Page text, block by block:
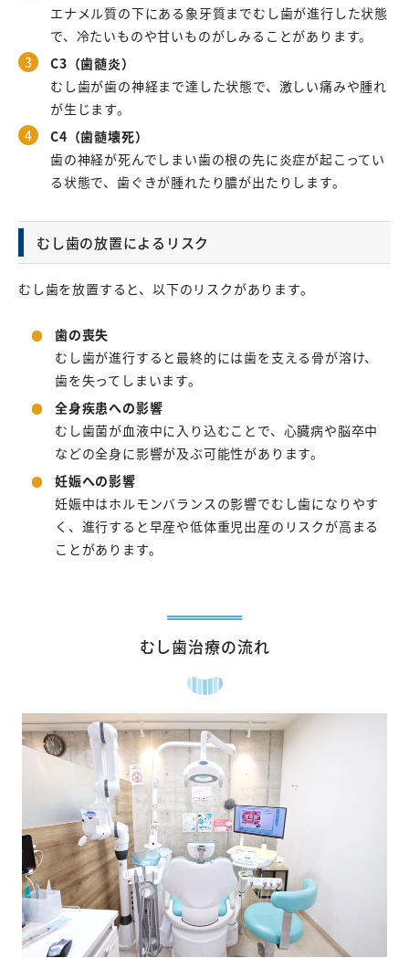
エナメル質の下にある象牙質までむし歯が進行した状態
で、冷たいものや甘いものがしみることがあります。
C3（歯髄炎）
むし歯が歯の神経まで達した状態で、激しい痛みや腫れ
が生じます。
C4（歯髄壊死）
歯の神経が死んでしまい歯の根の先に炎症が起こってい
る状態で、歯ぐきが腫れたり膿が出たりします。
むし歯の放置によるリスク
むし歯を放置すると、以下のリスクがあります。
歯の喪失
むし歯が進行すると最終的には歯を支える骨が溶け、
歯を失ってしまいます。
全身疾患への影響
むし歯菌が血液中に入り込むことで、心臓病や脳卒中
などの全身に影響が及ぶ可能性があります。
妊娠への影響
妊娠中はホルモンバランスの影響でむし歯になりやす
く、進行すると早産や低体重児出産のリスクが高まる
ことがあります。
むし歯治療の流れ